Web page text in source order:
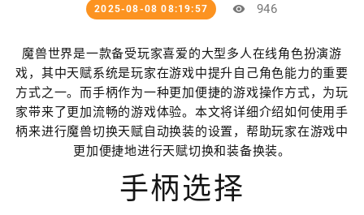
2025-08-08 08:19:57 946
魔兽世界是一款备受玩家喜爱的大型多人在线角色扮演游
戏，其中天赋系统是玩家在游戏中提升自己角色能力的重要
方式之一。而手柄作为一种更加便捷的游戏操作方式，为玩
家带来了更加流畅的游戏体验。本文将详细介绍如何使用手
柄来进行魔兽切换天赋自动换装的设置，帮助玩家在游戏中
更加便捷地进行天赋切换和装备换装。
手柄选择